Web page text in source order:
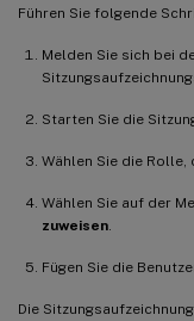
Führen Sie folgende
Melden Sie sich bei
Starten Sie die
Wählen Sie die Rolle,
Wählen Sie auf der
zuweisen
Fügen Sie die
Die